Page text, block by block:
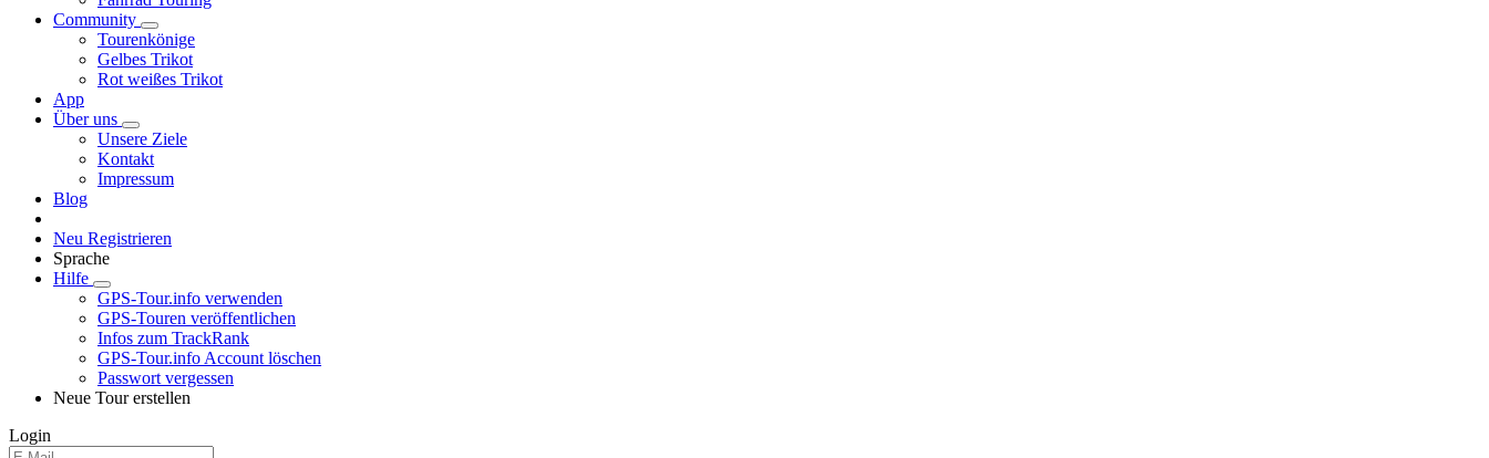
Community
Tourenkönige
Gelbes Trikot
Rot weißes Trikot
App
Über uns
Unsere Ziele
Kontakt
Impressum
Blog
Neu Registrieren
Sprache
Hilfe
GPS-Tour.info verwenden
GPS-Touren veröffentlichen
Infos zum TrackRank
GPS-Tour.info Account löschen
Passwort vergessen
Neue Tour erstellen
Login